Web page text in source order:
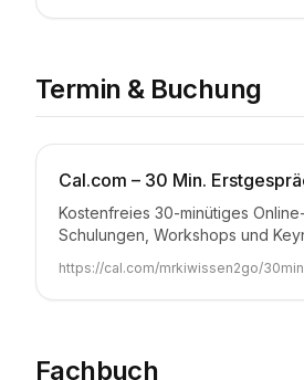
Termin & Buchung
Cal.com – 30 Min.
Kostenfreies 30-minütiges
Schulungen, Workshops und
https://cal.com/mrkiwissen2go/30min
Fachbuch